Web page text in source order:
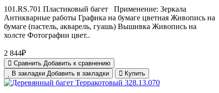
101.RS.701 Пластиковый багет Применение: Зеркала
Антикварные работы Графика на бумаге цветная Живопись на
бумаге (пастель, акварель, гуашь) Вышивка Живопись на
холсте Фотографии цвет..
2 844₽
Сравнить Добавить к сравнению
В закладки Добавить в закладки Купить